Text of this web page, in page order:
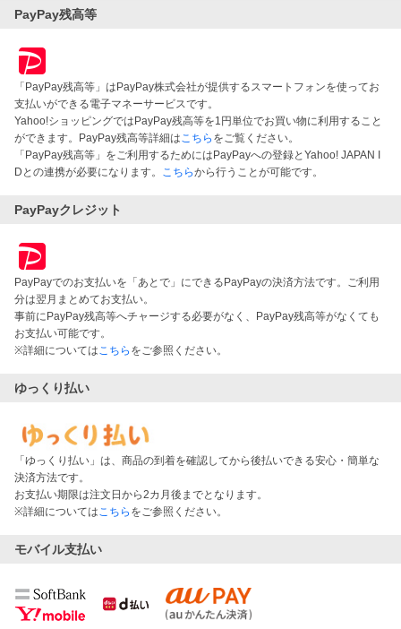
PayPay残高等
「PayPay残高等」はPayPay株式会社が提供するスマートフォンを使ってお
支払いができる電子マネーサービスです。
Yahoo!ショッピングではPayPay残高等を1円単位でお買い物に利用すること
ができます。PayPay残高等詳細はこちら をご覧ください。
「PayPay残高等」をご利用するためにはPayPayへの登録とYahoo! JAPAN I
Dとの連携が必要になります。 こちらから行うことが可能です。
PayPayクレジット
PayPayでのお支払いを「あとで」にできるPayPayの決済方法です。ご利用
分は翌月まとめてお支払い。
事前にPayPay残高等へチャージする必要がなく、PayPay残高等がなくても
お支払い可能です。
※詳細についてはこちら をご参照ください。
ゆっくり払い
「ゆっくり払い」は、商品の到着を確認してから後払いできる安心・簡単な
決済方法です。
お支払い期限は注文日から2カ月後までとなります。
※詳細についてはこちら をご参照ください。
モバイル支払い